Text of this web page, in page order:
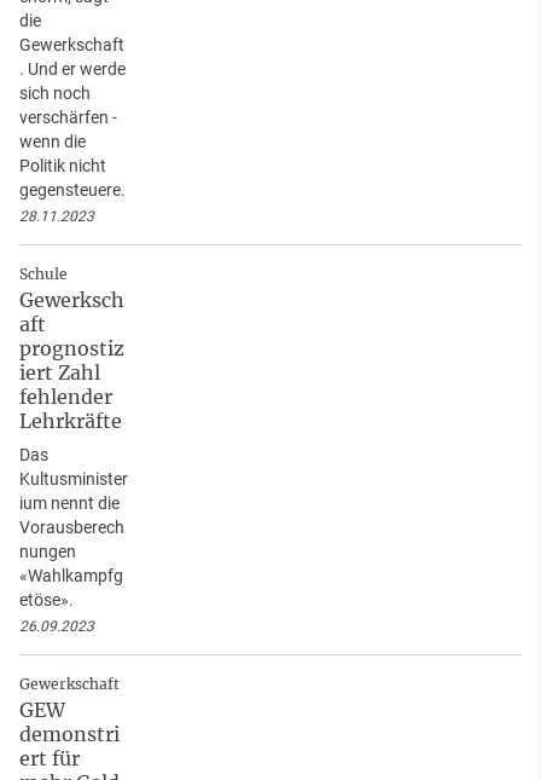
die
Gewerkschaft
. Und er werde
sich noch
verschärfen -
wenn die
Politik nicht
gegensteuere.
28.11.2023
Schule
Gewerksch
aft
prognostiz
iert Zahl
fehlender
Lehrkräfte
Das
Kultusminister
ium nennt die
Vorausberech
nungen
«Wahlkampfg
etöse».
26.09.2023
Gewerkschaft
GEW
demonstri
ert für